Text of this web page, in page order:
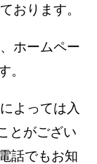
おります。
ホームペー
。
よっては入
とがござい
話でもお知